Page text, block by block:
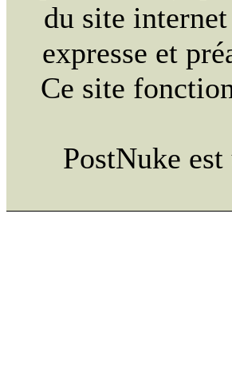
du site
expresse et
Ce site
PostNuke